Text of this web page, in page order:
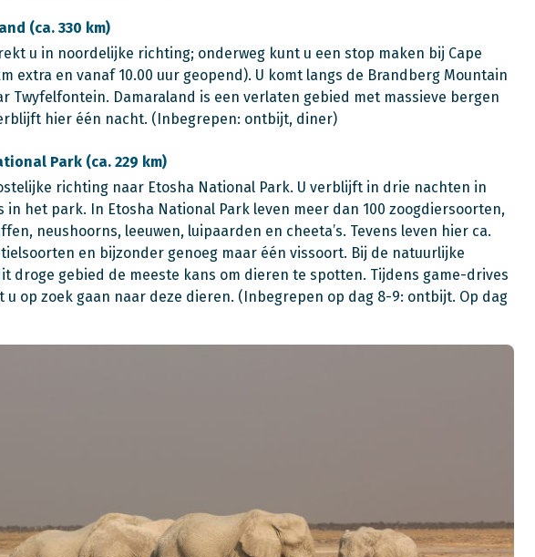
(ca. 330 km)
u in noordelijke richting; onderweg kunt u een stop maken bij Cape
extra en vanaf 10.00 uur geopend). U komt langs de Brandberg Mountain
Twyfelfontein. Damaraland is een verlaten gebied met massieve bergen
hier één nacht. (Inbegrepen: ontbijt, diner)
Park (ca. 229 km)
richting naar Etosha National Park. U verblijft in drie nachten in
in het park. In Etosha National Park leven meer dan 100 zoogdiersoorten,
neushoorns, leeuwen, luipaarden en cheeta’s. Tevens leven hier ca.
en bijzonder genoeg maar één vissoort. Bij de natuurlijke
droge gebied de meeste kans om dieren te spotten. Tijdens game-drives
u op zoek gaan naar deze dieren. (Inbegrepen op dag 8-9: ontbijt. Op dag